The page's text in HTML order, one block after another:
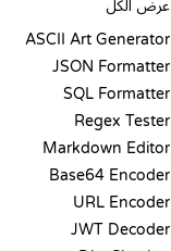
عرض الكل
ASCII Art Generator
JSON Formatter
SQL Formatter
Regex Tester
Markdown Editor
Base64 Encoder
URL Encoder
JWT Decoder